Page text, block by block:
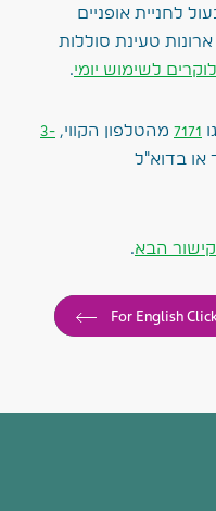
לחניית אופניים
טעינת סוללות
לוקרים לשימוש יומי.
7171 מהטלפון הקווי, 3-
או בדוא"ל
הבא.
For English